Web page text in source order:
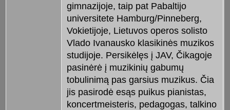
gimnazijoje, taip pat Pabaltijo
universitete Hamburg/Pinneberg,
Vokietijoje, Lietuvos operos solisto
Vlado Ivanausko klasikinės muzikos
studijoje. Persikėlęs į JAV, Čikagoje
pasinėrė į muzikinių gabumų
tobulinimą pas garsius muzikus. Čia
jis pasirodė esąs puikus pianistas,
koncertmeisteris, pedagogas, talkino